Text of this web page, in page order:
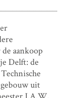
aankoop
Delft: de
uit